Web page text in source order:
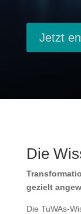
Jetzt
Die
gezielt
Die TuWAs-